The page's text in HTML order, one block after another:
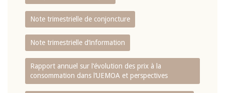
Note trimestrielle de conjoncture
Note trimestrielle d‘information
Rapport annuel sur l‘évolution des prix à la
consommation dans l‘UEMOA et perspectives